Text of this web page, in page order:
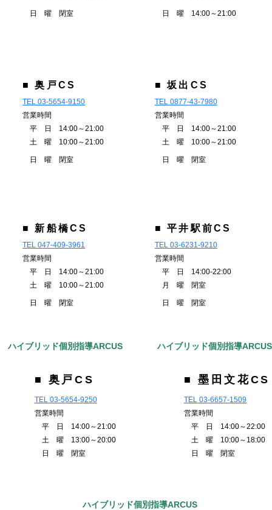
日 曜 閉室 日 曜 14:00～21:00
■ 奥戸CS
TEL 03-5654-9150
営業時間
平 日 14:00～21:00
土 曜 10:00～21:00
日 曜 閉室
■ 坂出CS
TEL 0877-43-7980
営業時間
平 日 14:00～21:00
土 曜 10:00～21:00
日 曜 閉室
■ 新船橋CS
TEL 047-409-3961
営業時間
平 日 14:00～21:00
土 曜 10:00～21:00
日 曜 閉室
■ 平井駅前CS
TEL 03-6231-9210
営業時間
平 日 14:00-22:00
月 曜 閉室
日 曜 閉室
ハイブリッド個別指導ARCUS
■ 奥戸CS
TEL 03-5654-9250
営業時間
平 日 14:00～21:00
土 曜 13:00～20:00
日 曜 閉室
ハイブリッド個別指導ARCUS
■ 墨田文花CS
TEL 03-6657-1509
営業時間
平 日 14:00～22:00
土 曜 10:00～18:00
日 曜 閉室
ハイブリッド個別指導ARCUS